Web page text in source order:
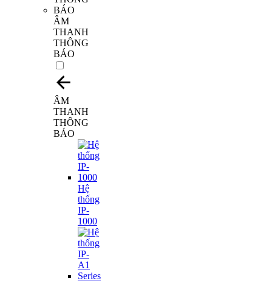
ÂM
THANH
THÔNG
BÁO
ÂM
THANH
THÔNG
BÁO
Hệ
thống
IP-
1000